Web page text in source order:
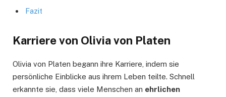
Fazit
Karriere von Olivia von Platen
Olivia von Platen begann ihre Karriere, indem sie
persönliche Einblicke aus ihrem Leben teilte. Schnell
erkannte sie, dass viele Menschen an ehrlichen